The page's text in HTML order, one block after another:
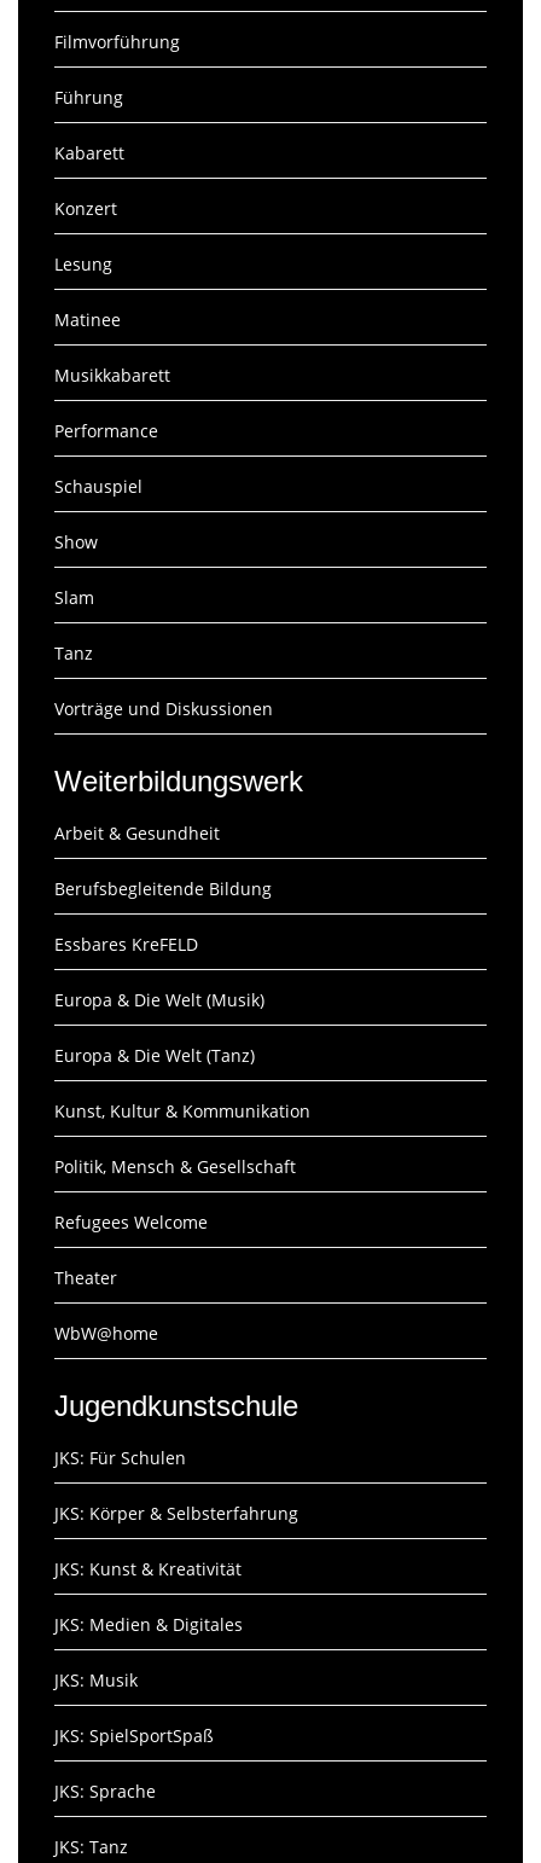
Filmvorführung
Führung
Kabarett
Konzert
Lesung
Matinee
Musikkabarett
Performance
Schauspiel
Show
Slam
Tanz
Vorträge und Diskussionen
Weiterbildungswerk
Arbeit & Gesundheit
Berufsbegleitende Bildung
Essbares KreFELD
Europa & Die Welt (Musik)
Europa & Die Welt (Tanz)
Kunst, Kultur & Kommunikation
Politik, Mensch & Gesellschaft
Refugees Welcome
Theater
WbW@home
Jugendkunstschule
JKS: Für Schulen
JKS: Körper & Selbsterfahrung
JKS: Kunst & Kreativität
JKS: Medien & Digitales
JKS: Musik
JKS: SpielSportSpaß
JKS: Sprache
JKS: Tanz